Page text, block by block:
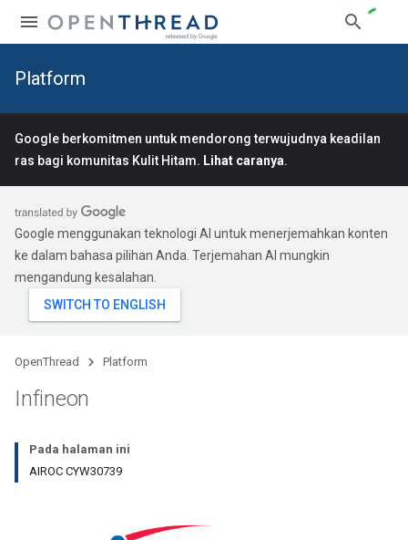
Platform
Google berkomitmen untuk mendorong terwujudnya keadilan
ras bagi komunitas Kulit Hitam. Lihat caranya.
Google menggunakan teknologi AI untuk menerjemahkan konten
ke dalam bahasa pilihan Anda. Terjemahan AI mungkin
mengandung kesalahan.
OpenThread Platform
Infineon
Pada halaman ini
AIROC CYW30739